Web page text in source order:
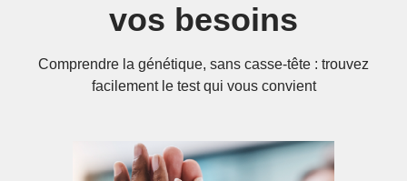
vos besoins
Comprendre la génétique, sans casse-tête : trouvez
facilement le test qui vous convient